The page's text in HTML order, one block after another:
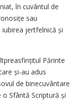
în cuvântul de
sau
jertfelnică și
Părinte
și-au adus
de binecuvântare
o Sfântă Scriptură și